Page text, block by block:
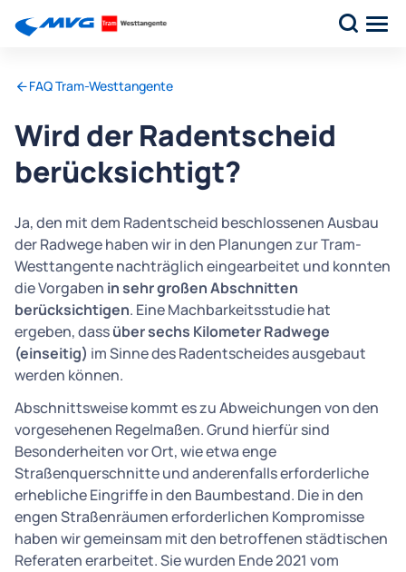
FAQ Tram-Westtangente
Wird der Radentscheid
berücksichtigt?
Ja, den mit dem Radentscheid beschlossenen Ausbau
der Radwege haben wir in den Planungen zur Tram-
Westtangente nachträglich eingearbeitet und konnten
die Vorgaben in sehr großen Abschnitten
berücksichtigen. Eine Machbarkeitsstudie hat
ergeben, dassüber sechs Kilometer Radwege
(einseitig) im Sinne des Radentscheides ausgebaut
werden können.
Abschnittsweise kommt es zu Abweichungen von den
vorgesehenen Regelmaßen. Grund hierfür sind
Besonderheiten vor Ort, wie etwa enge
Straßenquerschnitte und anderenfalls erforderliche
erhebliche Eingriffe in den Baumbestand. Die in den
engen Straßenräumen erforderlichen Kompromisse
haben wir gemeinsam mit den betroffenen städtischen
Referaten erarbeitet. Sie wurden Ende 2021 vom